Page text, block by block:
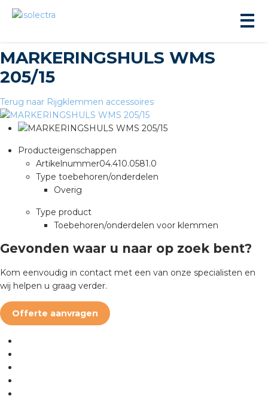
MARKERINGSHULS WMS
205/15
Terug naar Rijgklemmen accessoires
Producteigenschappen
Artikelnummer04.410.0581.0
Type toebehoren/onderdelen
Overig
Type product
Toebehoren/onderdelen voor klemmen
Gevonden waar u naar op zoek bent?
Kom eenvoudig in contact met een van onze specialisten en
wij helpen u graag verder.
Offerte aanvragen
installeren
installeren